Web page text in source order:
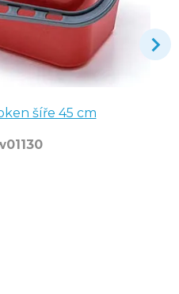
šíře 45 cm